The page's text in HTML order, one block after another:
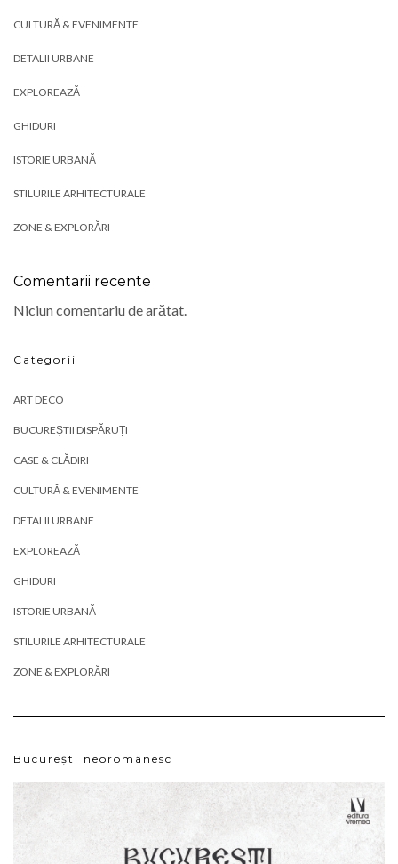
CULTURĂ & EVENIMENTE
DETALII URBANE
EXPLOREAZĂ
GHIDURI
ISTORIE URBANĂ
STILURILE ARHITECTURALE
ZONE & EXPLORĂRI
Comentarii recente
Niciun comentariu de arătat.
Categorii
ART DECO
BUCUREȘTII DISPĂRUȚI
CASE & CLĂDIRI
CULTURĂ & EVENIMENTE
DETALII URBANE
EXPLOREAZĂ
GHIDURI
ISTORIE URBANĂ
STILURILE ARHITECTURALE
ZONE & EXPLORĂRI
București neoromânesc